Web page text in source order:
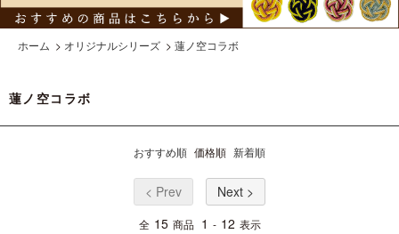
ホーム > オリジナルシリーズ > 蓮ノ空コラボ
蓮ノ空コラボ
おすすめ順 価格順 新着順
< Prev Next >
全 15 商品 1 - 12 表示